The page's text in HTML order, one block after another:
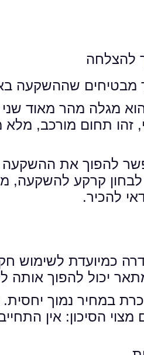
להצלחה
מבטיחים שההשקעה
מגלה מהר מאוד
של 5-10 שנים, מצד שני,
להפוך את
להכיר.
כמיועדת לשימוש
מתאר יכול להפוך
במחיר נמוך
הסיכון: אין